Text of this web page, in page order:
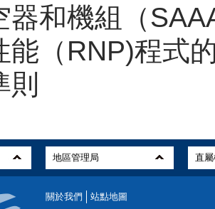
器和機組（
能（RNP)程式
關於我們 站點地圖